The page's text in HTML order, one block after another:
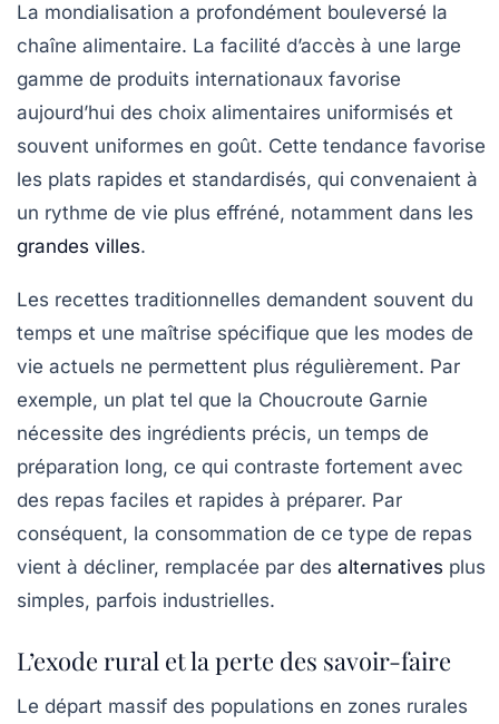
La mondialisation a profondément bouleversé la
chaîne alimentaire. La facilité d’accès à une large
gamme de produits internationaux favorise
aujourd’hui des choix alimentaires uniformisés et
souvent uniformes en goût. Cette tendance favorise
les plats rapides et standardisés, qui convenaient à
un rythme de vie plus effréné, notamment dans les
grandes villes.
Les recettes traditionnelles demandent souvent du
temps et une maîtrise spécifique que les modes de
vie actuels ne permettent plus régulièrement. Par
exemple, un plat tel que la Choucroute Garnie
nécessite des ingrédients précis, un temps de
préparation long, ce qui contraste fortement avec
des repas faciles et rapides à préparer. Par
conséquent, la consommation de ce type de repas
vient à décliner, remplacée par des alternatives plus
simples, parfois industrielles.
L’exode rural et la perte des savoir-faire
Le départ massif des populations en zones rurales